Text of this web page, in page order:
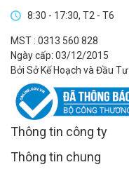
8:30 - 17:30, T2 - T6
MST : 0313 560 828
Ngày cấp: 03/12/2015
Bởi Sở Kế Hoạch và Đầu Tư
Thông tin công ty
Thông tin chung